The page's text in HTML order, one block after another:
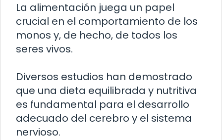
La alimentación juega un papel
crucial en el comportamiento de los
monos y, de hecho, de todos los
seres vivos.
Diversos estudios han demostrado
que una dieta equilibrada y nutritiva
es fundamental para el desarrollo
adecuado del cerebro y el sistema
nervioso.